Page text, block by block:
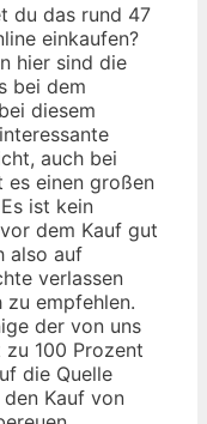
du das rund 47
einkaufen?
hier sind die
bei dem
diesem
auch bei
es einen großen
ist kein
dem Kauf gut
also auf
verlassen
zu empfehlen.
der von uns
100 Prozent
die Quelle
Kauf von